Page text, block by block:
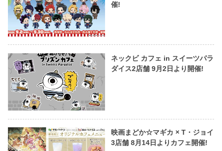
催!
ネックビ カフェ in スイーツパラ
ダイス2店舗 9月2日より開催!
映画まどか☆マギカ × T・ジョイ
3店舗 8月14日よりカフェ開催!